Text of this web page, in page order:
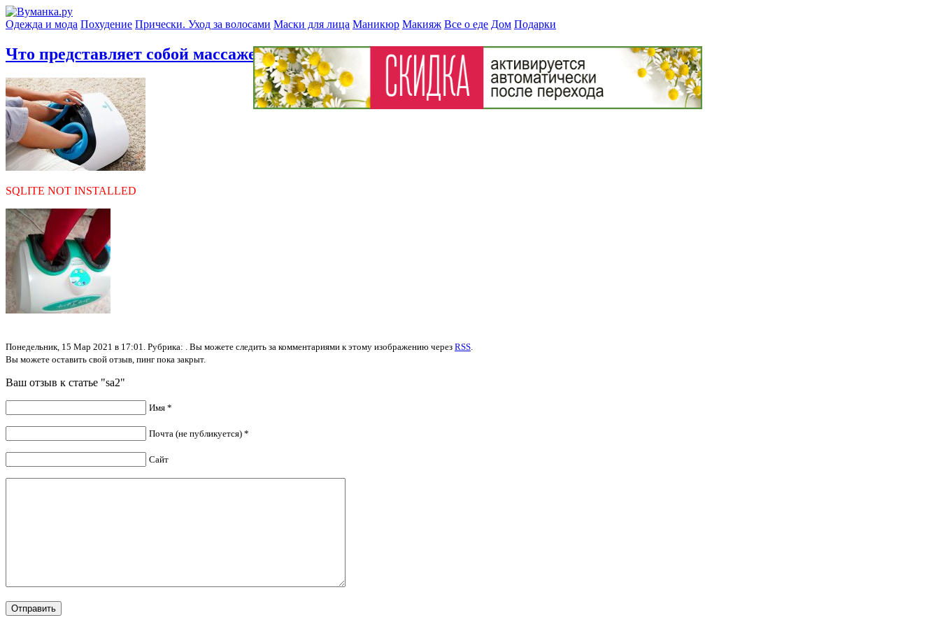
Одежда и мода Похудение Прически. Уход за волосами Маски для лица Маникюр Макияж Все о еде Дом Подарки
Что представляет собой массажер для ног marutaka?» sa2
SQLITE NOT INSTALLED
Понедельник, 15 Мар 2021 в 17:01. Рубрика: . Вы можете следить за комментариями к этому изображению через RSS
Вы можете оставить свой отзыв, пинг пока закрыт.
Ваш отзыв к статье "sa2"
Имя *
Почта (не публикуется) *
Сайт